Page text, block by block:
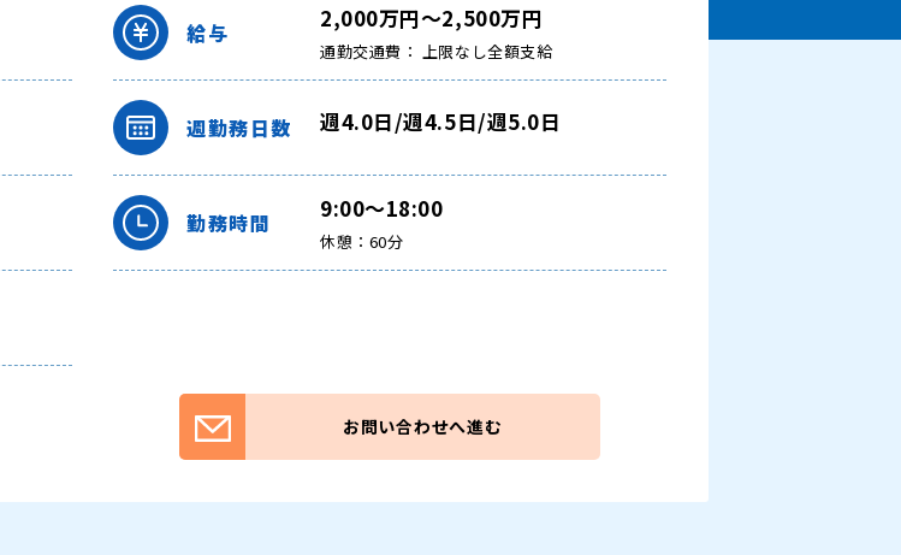
給与
2,000万円～2,500万円
通勤交通費： 上限なし全額支給
週勤務日数 週4.0日/週4.5日/週5.0日
勤務時間
9:00～18:00
休憩：60分
お問い合わせへ進む